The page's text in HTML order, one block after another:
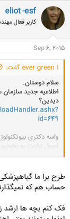
ن
ش
ه
ا
eliot -esf
کاربر فعال
Sep 6, 2015
ever green 1 گفت:
سلام دوستان.
اطلاعیه جدید
دیدین؟
id=649
واسه دکتری
اصول زراعت رو
طرح برا ما
حساب هم که
فک کنم بچه ها ارشد